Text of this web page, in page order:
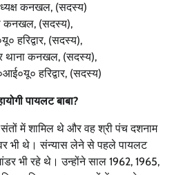
कनखल, (सदस्य)
कनखल, (सदस्य),
हरिद्वार, (सदस्य),
थाना कनखल, (सदस्य),
हरिद्वार, (सदस्य)
पायलट बाबा?
संतों में शामिल थे और वह श्री पंच दशनाम
भी थे। संन्यास लेने से पहले पायलट
भी रहे थे। उन्होंने साल 1962, 1965,